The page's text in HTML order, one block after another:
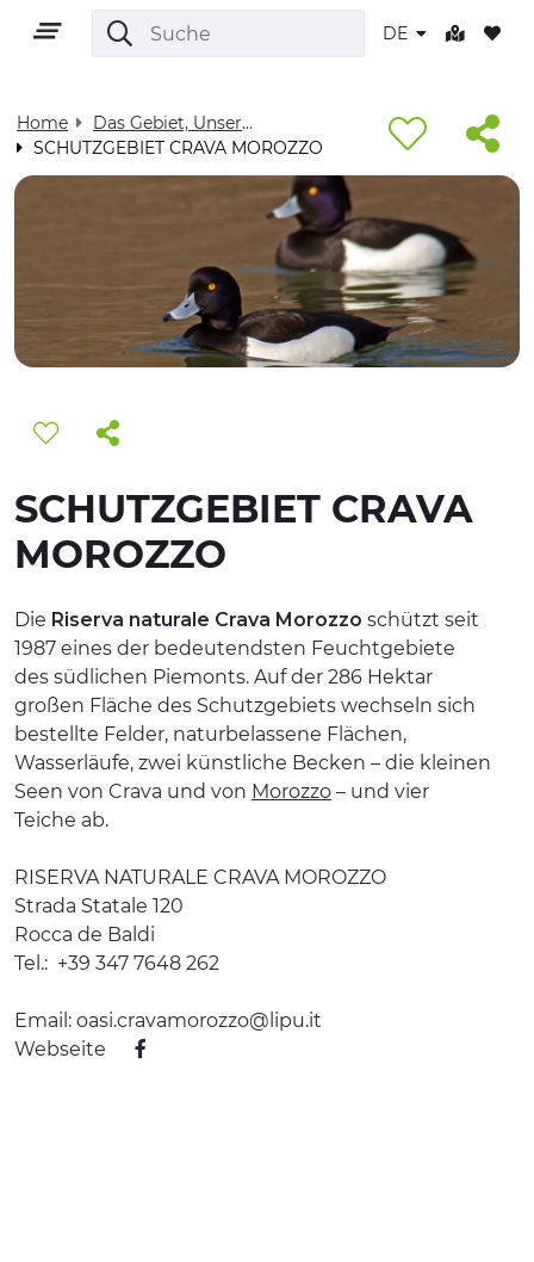
DE
DE
GEBIET
NATUR UND WELLNESS
ERLEBNISSE
EVENTS
OFFERTE
UNTERKÜNFTE
Home
Das Gebiet, Unser Zuhause - Visit Cuneese
SCHUTZGEBIET CRAVA MOROZZO
SCHUTZGEBIET CRAVA
MOROZZO
Die Riserva naturale Crava Morozzo schützt seit
1987 eines der bedeutendsten Feuchtgebiete
des südlichen Piemonts. Auf der 286 Hektar
großen Fläche des Schutzgebiets wechseln sich
bestellte Felder, naturbelassene Flächen,
Wasserläufe, zwei künstliche Becken – die kleinen
Seen von Crava und von Morozzo – und vier
Teiche ab.
RISERVA NATURALE CRAVA MOROZZO
Strada Statale 120
Rocca de Baldi
Tel.: +39 347 7648 262
Email: oasi.cravamorozzo@lipu.it
Webseite